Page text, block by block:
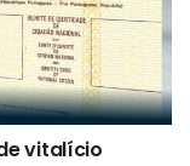
vitalício